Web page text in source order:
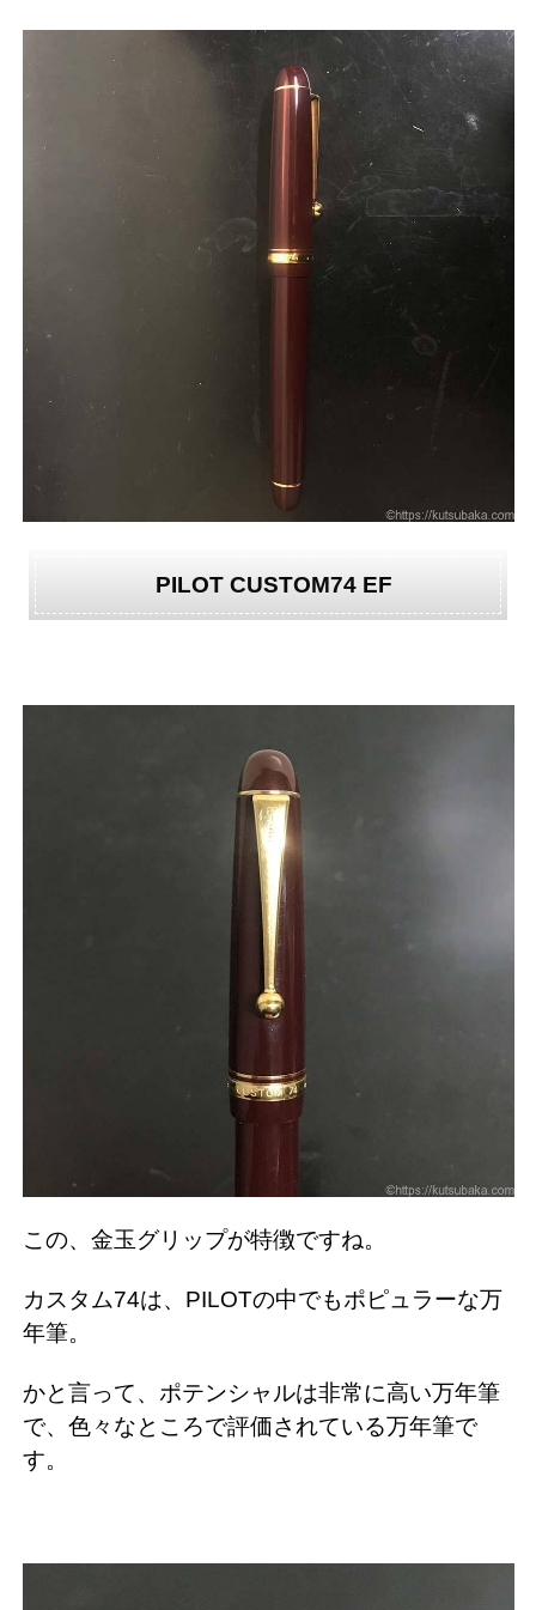
PILOT CUSTOM74 EF
この、金玉グリップが特徴ですね。
カスタム74は、PILOTの中でもポピュラーな万
年筆。
かと言って、ポテンシャルは非常に高い万年筆
で、色々なところで評価されている万年筆で
す。